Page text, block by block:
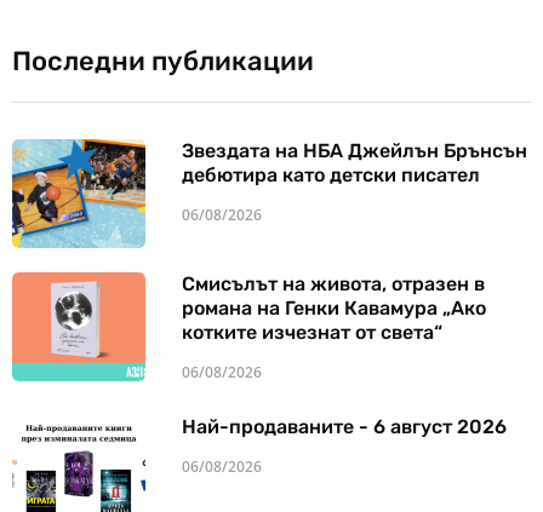
Последни публикации
Звездата на НБА Джейлън Брънсън
дебютира като детски писател
06/08/2026
Смисълът на живота, отразен в
романа на Генки Кавамура „Ако
котките изчезнат от света“
06/08/2026
Най-продаваните - 6 август 2026
06/08/2026